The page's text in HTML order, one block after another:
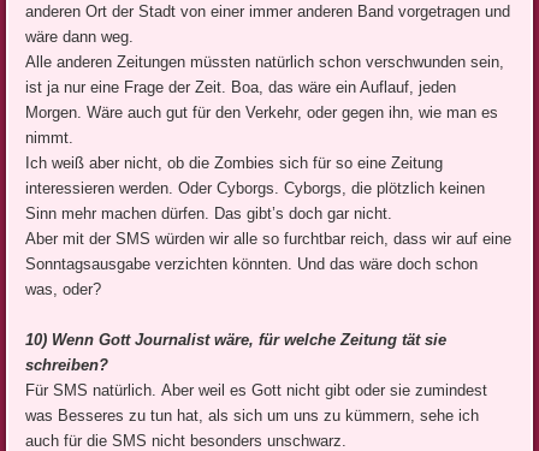
anderen Ort der Stadt von einer immer anderen Band vorgetragen und
wäre dann weg.
Alle anderen Zeitungen müssten natürlich schon verschwunden sein,
ist ja nur eine Frage der Zeit.
Boa, das wäre ein Auflauf, jeden
Morgen. Wäre auch gut für den Verkehr, oder gegen ihn, wie man es
nimmt.
Ich weiß aber nicht, ob die Zombies sich für so eine Zeitung
interessieren werden. Oder Cyborgs. Cyborgs, die plötzlich keinen
Sinn mehr machen dürfen.
Das gibt’s doch gar nicht.
Aber mit der SMS würden wir alle so furchtbar reich, dass wir auf eine
Sonntagsausgabe verzichten könnten. Und das wäre doch schon
was, oder?
10) Wenn Gott Journalist wäre, für welche Zeitung tät sie
schreiben?
Für SMS natürlich.Aber weil es Gott nicht gibt oder sie zumindest
was Besseres zu tun hat, als sich um uns zu kümmern, sehe ich
auch für die SMS nicht besonders unschwarz.